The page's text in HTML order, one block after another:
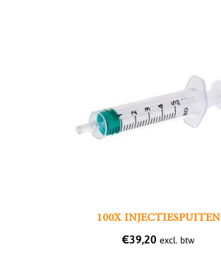
100X INJECTIESPUITEN
€39,20 excl. btw